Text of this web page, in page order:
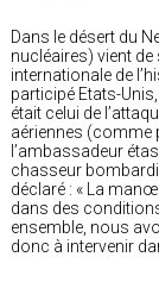
Dans le désert du
nucléaires) vient
internationale de
participé Etats-
était celui de
aériennes (comme
l’ambassadeur
chasseur
déclaré : « La
dans des
ensemble, nous
donc à intervenir